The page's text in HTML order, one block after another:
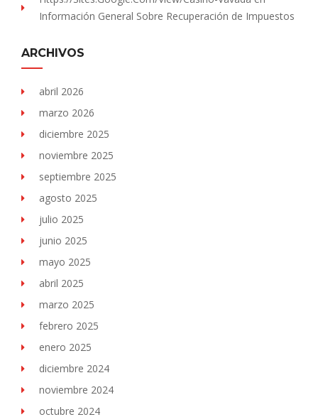
Información General Sobre Recuperación de Impuestos
ARCHIVOS
abril 2026
marzo 2026
diciembre 2025
noviembre 2025
septiembre 2025
agosto 2025
julio 2025
junio 2025
mayo 2025
abril 2025
marzo 2025
febrero 2025
enero 2025
diciembre 2024
noviembre 2024
octubre 2024